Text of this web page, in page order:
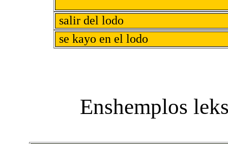
salir del lodo
se kayo en el lodo